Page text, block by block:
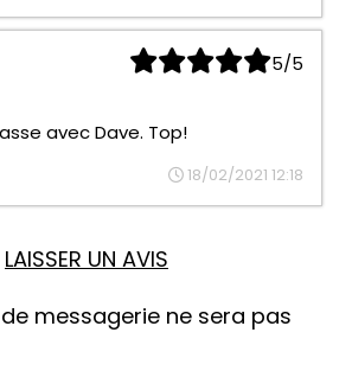
5/5
avec Dave. Top!
18/02/2021 12:18
LAISSER UN AVIS
messagerie ne sera pas